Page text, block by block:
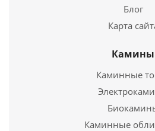
Экран каминный
8 940руб.
Подробнее
Блог
Карта
Камины
Каминные
Каминные